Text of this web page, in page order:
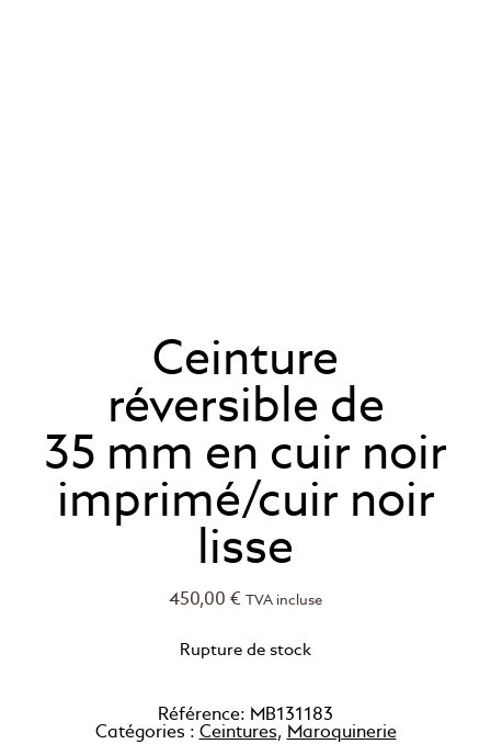
Ceinture
réversible de
35 mm en cuir noir
imprimé/cuir noir
lisse
450,00 € TVA incluse
Rupture de stock
Référence: MB131183
Catégories : Ceintures, Maroquinerie